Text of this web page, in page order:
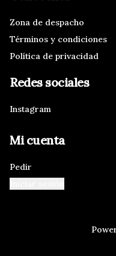
Zona de despacho
Términos y condiciones
Política de privacidad
Redes sociales
Instagram
Mi cuenta
Pedir